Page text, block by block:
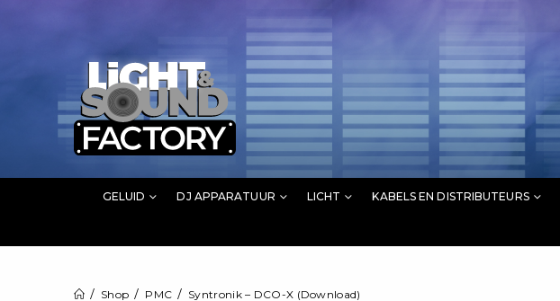
GELUID DJ APPARATUUR LICHT KABELS EN DISTRIBUTEURS
Shop PMC Syntronik – DCO-X (Download)